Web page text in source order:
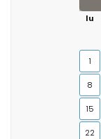
lu
1
8
15
22